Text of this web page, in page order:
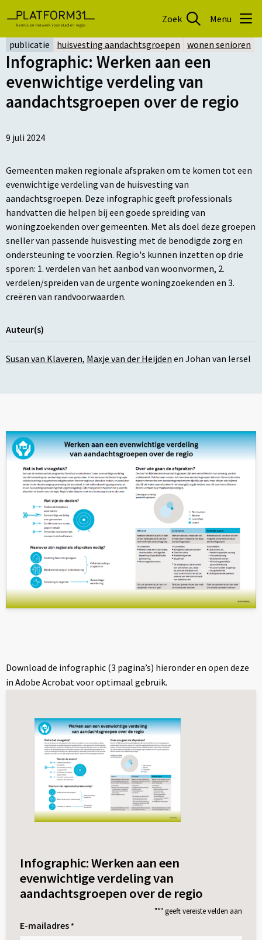
Zoek Menu
publicatie huisvesting aandachtsgroepen wonen senioren
Infographic: Werken aan een
evenwichtige verdeling van
aandachtsgroepen over de regio
9 juli 2024
Gemeenten maken regionale afspraken om te komen tot een
evenwichtige verdeling van de huisvesting van
aandachtsgroepen. Deze infographic geeft professionals
handvatten die helpen bij een goede spreiding van
woningzoekenden over gemeenten. Met als doel deze groepen
sneller van passende huisvesting met de benodigde zorg en
ondersteuning te voorzien. Regio's kunnen inzetten op drie
sporen: 1. verdelen van het aanbod van woonvormen, 2.
verdelen/spreiden van de urgente woningzoekenden en 3.
creëren van randvoorwaarden.
Auteur(s)
Susan van Klaveren, Maxje van der Heijden en Johan van Iersel
Download de infographic (3 pagina’s) hieronder en open deze
in Adobe Acrobat voor optimaal gebruik.
Infographic: Werken aan een
evenwichtige verdeling van
aandachtsgroepen over de regio
"*" geeft vereiste velden aan
E-mailadres*